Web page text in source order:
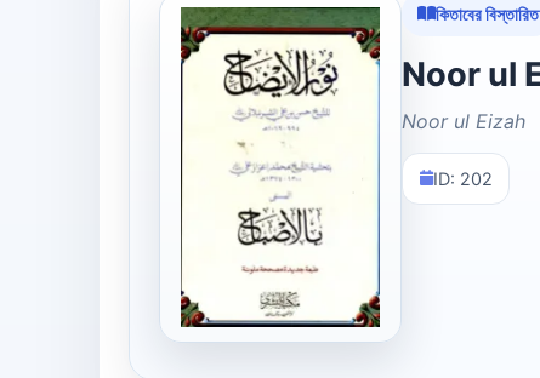
কিতাবের বিস্তারিত
Noor ul Eizah
ID: 202